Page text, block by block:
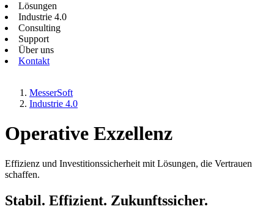
Lösungen
Industrie 4.0
Consulting
Support
Über uns
Kontakt
MesserSoft
Industrie 4.0
Operative Exzellenz
Effizienz und Investitionssicherheit mit Lösungen, die Vertrauen
schaffen.
Stabil. Effizient. Zukunftssicher.